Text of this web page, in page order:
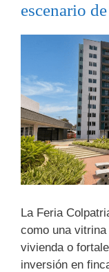
escenario
La Feria
como una
vivienda o
inversión en